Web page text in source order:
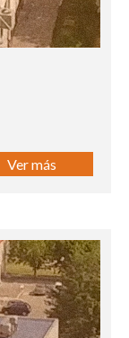
Ver más